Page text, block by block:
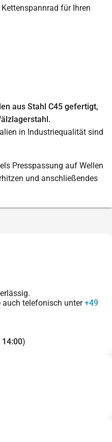
für Ihren
aus Stahl C45 gefertigt,
in Industriequalität sind
Presspassung auf Wellen
und anschließendes
auch telefonisch unter+49
14:00)